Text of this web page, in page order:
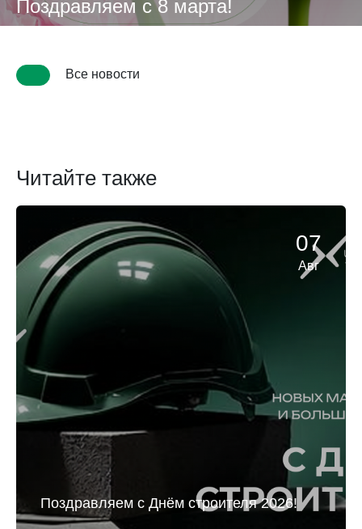
Поздравляем с 8 марта!
Все новости
Читайте также
07
Авг
Поздравляем с Днём строителя 2026!